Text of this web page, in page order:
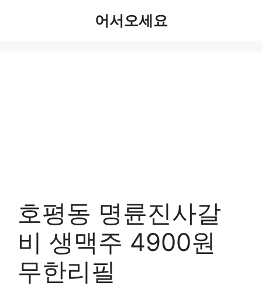
어서오세요
호평동 명륜진사갈
비 생맥주 4900원
무한리필